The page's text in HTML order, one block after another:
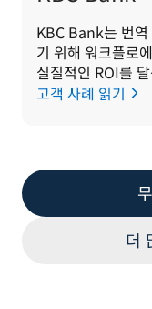
KBC Bank는 번
기 위해 워크플로
실질적인 ROI를
고객 사례 읽기
더